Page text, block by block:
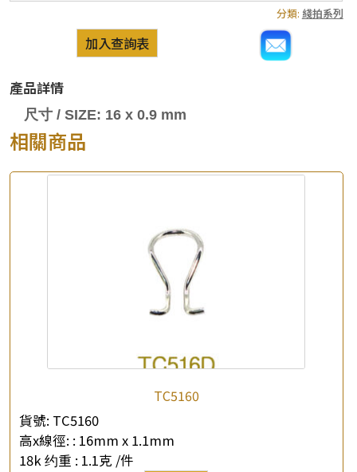
×
*你的名字
公司名稱
分類: 綫拍系列
加入查詢表
產品詳情
尺寸 / SIZE: 16 x 0.9 mm
相關商品
TC5160
貨號: TC5160
高x線徑: : 16mm x 1.1mm
18k 约重 : 1.1克 /件